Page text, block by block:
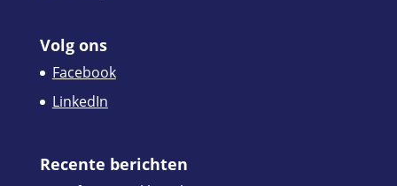
Volg ons
Facebook
LinkedIn
Recente berichten